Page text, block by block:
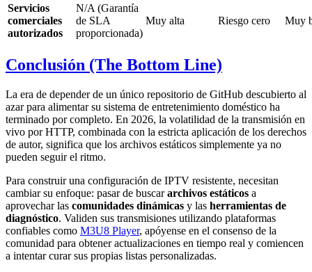
Servicios
comerciales
autorizados
N/A (Garantía
de SLA
proporcionada)
Muy alta Riesgo cero Muy
Conclusión (The Bottom Line)
La era de depender de un único repositorio de GitHub descubierto al
azar para alimentar su sistema de entretenimiento doméstico ha
terminado por completo. En 2026, la volatilidad de la transmisión en
vivo por HTTP, combinada con la estricta aplicación de los derechos
de autor, significa que los archivos estáticos simplemente ya no
pueden seguir el ritmo.
Para construir una configuración de IPTV resistente, necesitan
cambiar su enfoque: pasar de buscararchivos estáticos a
aprovechar las comunidades dinámicas y las herramientas de
diagnóstico. Validen sus transmisiones utilizando plataformas
confiables como M3U8 Player, apóyense en el consenso de la
comunidad para obtener actualizaciones en tiempo real y comiencen
a intentar curar sus propias listas personalizadas.